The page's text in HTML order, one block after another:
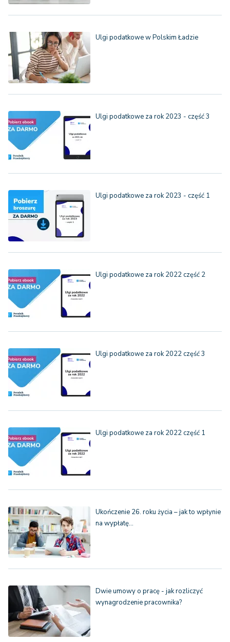
Ulgi podatkowe w Polskim Ładzie
Ulgi podatkowe za rok 2023 - część 3
Ulgi podatkowe za rok 2023 - część 1
Ulgi podatkowe za rok 2022 część 2
Ulgi podatkowe za rok 2022 część 3
Ulgi podatkowe za rok 2022 część 1
Ukończenie 26. roku życia – jak to wpłynie
na wypłatę…
Dwie umowy o pracę - jak rozliczyć
wynagrodzenie pracownika?